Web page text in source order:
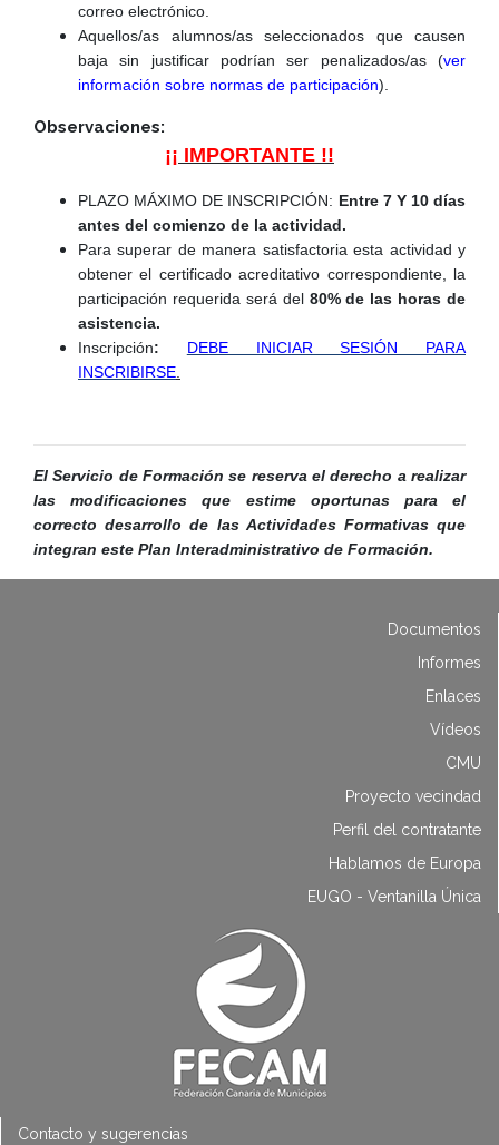
correo electrónico.
Aquellos/as alumnos/as seleccionados que causen
baja sin justificar podrían ser penalizados/as (ver
información sobre normas de participación).
Observaciones:
¡¡ IMPORTANTE !!
PLAZO MÁXIMO DE INSCRIPCIÓN: Entre 7 Y 10 días
antes del comienzo de la actividad.
Para superar de manera satisfactoria esta actividad y
obtener el certificado acreditativo correspondiente, la
participación requerida será del80% de las horas de
asistencia.
Inscripción:
DEBE INICIAR SESIÓN PARA
INSCRIBIRSE
El Servicio de Formación se reserva el derecho a realizar
las modificaciones que estime oportunas para el
correcto desarrollo de las Actividades Formativas que
integran este Plan Interadministrativo de Formación.
Documentos
Informes
Enlaces
Vídeos
CMU
Proyecto vecindad
Perfil del contratante
Hablamos de Europa
EUGO - Ventanilla Única
Contacto y sugerencias